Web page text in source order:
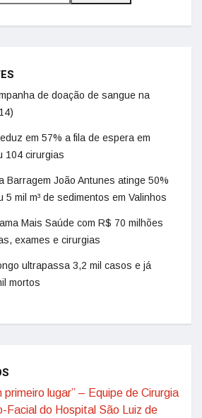
de doação de sangue na
em 57% a fila de espera em
104 cirurgias
Barragem João Antunes atinge 50%
5 mil m³ de sedimentos em Valinhos
Mais Saúde com R$ 70 milhões
exames e cirurgias
ultrapassa 3,2 mil casos e já
mortos
primeiro lugar” – Equipe de Cirurgia
Facial do Hospital São Luiz de